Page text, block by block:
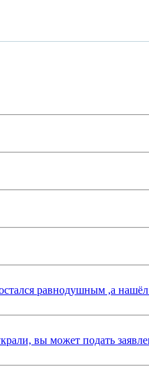
равнодушным ,а
вы может подать